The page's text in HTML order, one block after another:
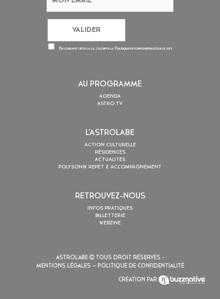
En cochant cette case, j’accepte la Politique de confidentialitéde ce site
AU PROGRAMME
AGENDA
ASTRO TV
L’ASTROLABE
ACTION CULTURELLE
RÉSIDENCES
ACTUALITÉS
POLYSONIK REPET & ACCOMPAGNEMENT
RETROUVEZ-NOUS
INFOS PRATIQUES
BILLETTERIE
WEBZINE
ASTROLABE
TOUS DROIT RÉSERVÉS -
MENTIONS LÉGALES – POLITIQUE DE CONFIDENTIALITÉ
CRÉATION PAR